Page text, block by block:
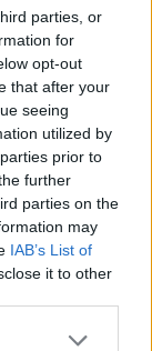
parties, or
for
opt-out
that after your
seeing
utilized by
prior to
further
parties on the
may
IAB’s List of
it to other
more Google
Τι τρώμε
σχάρα, από
(αρνίσια ή
που
είναι
στο